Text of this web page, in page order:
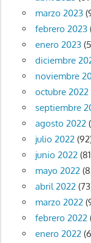
marzo 2023
febrero 2023
enero 2023
diciembre
noviembre
octubre 2022
septiembre
agosto 2022
julio 2022
junio 2022
mayo 2022
abril 2022
marzo 2022
febrero 2022
enero 2022